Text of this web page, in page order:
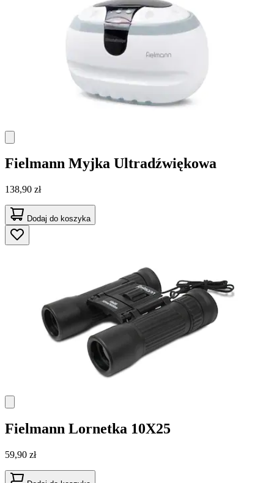
Fielmann Myjka Ultradźwiękowa
138,90 zł
Dodaj do koszyka
Fielmann Lornetka 10X25
59,90 zł